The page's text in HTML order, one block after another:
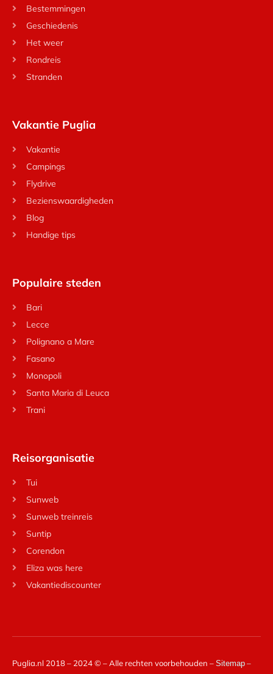
Bestemmingen
Geschiedenis
Het weer
Rondreis
Stranden
Vakantie Puglia
Vakantie
Campings
Flydrive
Bezienswaardigheden
Blog
Handige tips
Populaire steden
Bari
Lecce
Polignano a Mare
Fasano
Monopoli
Santa Maria di Leuca
Trani
Reisorganisatie
Tui
Sunweb
Sunweb treinreis
Suntip
Corendon
Eliza was here
Vakantiediscounter
Puglia.nl 2018 – 2024 © – Alle rechten voorbehouden – Sitemap –